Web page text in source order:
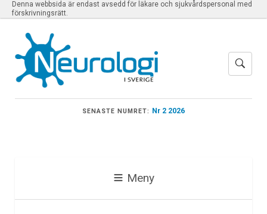
Denna webbsida är endast avsedd för läkare och sjukvårdspersonal med
förskrivningsrätt.
SENASTE NUMRET: Nr 2 2026
Meny